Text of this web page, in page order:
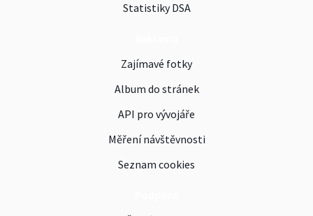
Statistiky DSA
Zajímavé fotky
Album do stránek
API pro vývojáře
Měření návštěvnosti
Seznam cookies